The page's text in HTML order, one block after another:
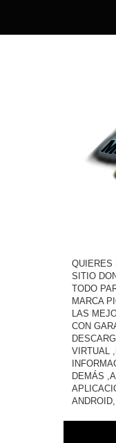
QUIERES
SITIO
TODO
MARCA
LAS
CON
VIRTUAL
DEMÁS